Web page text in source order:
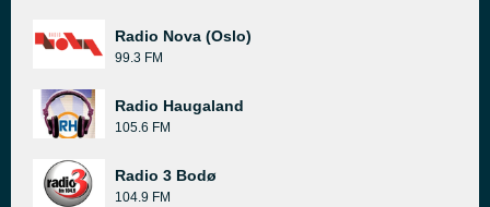
Radio Nova (Oslo)
99.3 FM
Radio Haugaland
105.6 FM
Radio 3 Bodø
104.9 FM